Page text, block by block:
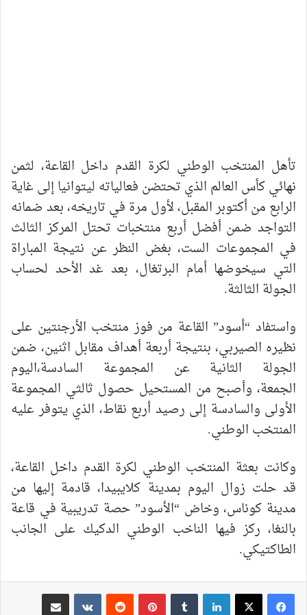
تأهل المنتخب الوطني لكرة القدم داخل القاعة، لثمن
نهائي كأس العالم الذي تحتضن فعالياته ليتوانيا إلى غاية
الرابع من أكتوبر المقبل، لأول مرة في تاريخه، بعد ضمانه
التواجد ضمن أفضل أربع منتخبات تحتل المركز الثالث
في المجموعات الست، بغض النظر عن نتيجة المباراة
التي سيخوضها أمام البرتغال، بعد غد الأحد لحساب
الجولة الثالثة.
واستفاد “أسود” القاعة من فوز منتخب الأرجنتين على
نظيره الصيربي، بنتيجة أربعة أهداف مقابل اثنين، ضمن
الجولة الثانية عن المجموعة السادسة،اليوم
الجمعة، وأصبح من المستحيل حصول ثالثي المجموعة
الأولى والسادسة إلى رصيد أربع نقاط، الذي يتوفر عليه
المنتخب الوطني.
وكانت بعثة المنتخب الوطني لكرة القدم داخل القاعة،
قد حلت زوال اليوم بمدينة كلايبيدا، قادمة إليها من
مدينة كوناس، وخاض “الأسود” حصة تدريبية في قاعة
بالنغا، ركز فيها الناخب الوطني الدكيك على الجانب
الطاكتيكي.
لينكدإن بينتيريست
مشاركة عبر البريد